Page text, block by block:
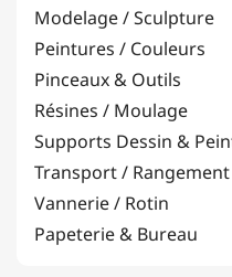
Modelage / Sculpture
Peintures / Couleurs
Pinceaux & Outils
Résines / Moulage
Supports Dessin &
Transport / Rangement
Vannerie / Rotin
Papeterie & Bureau